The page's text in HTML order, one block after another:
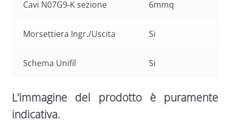
Cavi N07G9-K sezione 6mmq
Morsettiera Ingr./Uscita Si
Schema Unifil Si
L’immagine del prodotto è puramente
indicativa.